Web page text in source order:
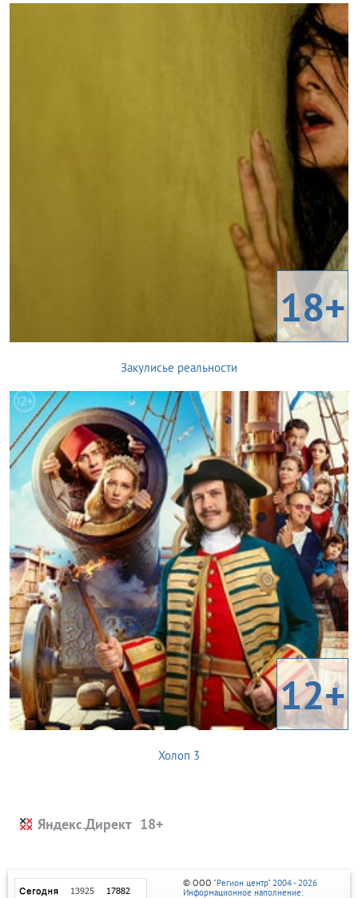
18+
Закулисье реальности
12+
Холоп 3
Яндекс.Директ
© ООО "Регион центр" 2004 - 2026
Информационное наполнение: